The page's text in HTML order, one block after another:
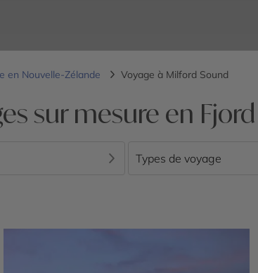
en Nouvelle-Zélande Voyage à Milford Sound
sur mesure en
Types de voyage